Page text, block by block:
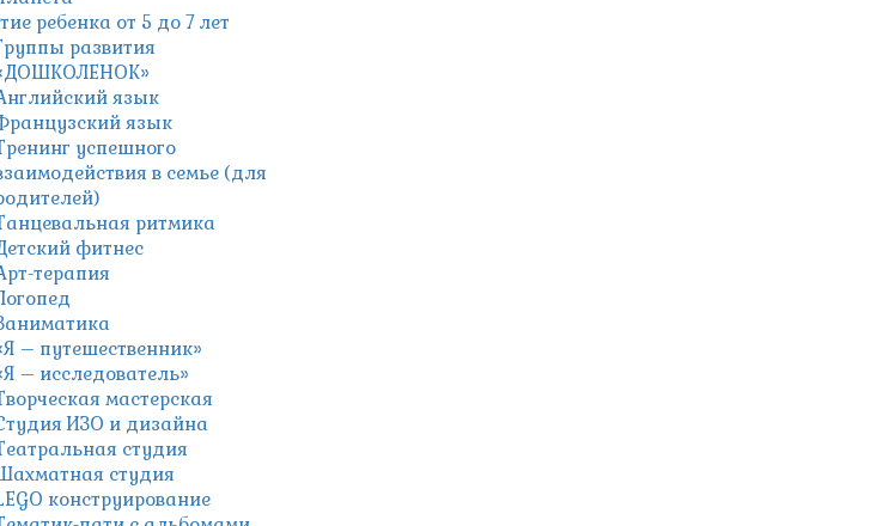
ребенка от 5 до 7 лет
развития
язык
язык
успешного
в семье (для
ритмика
фитнес
терапия
– путешественник»
– исследователь»
мастерская
ИЗО и дизайна
студия
студия
конструирование